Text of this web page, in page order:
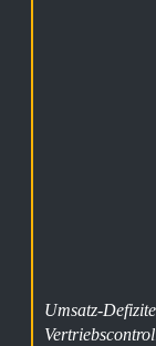
Umsatz-